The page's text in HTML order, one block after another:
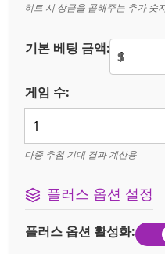
히트 시 상금을 곱해주는 추가 숫
기본 베팅 금액: $
게임 수:
다중 추첨 기대 결과 계산용
플러스 옵션 설정
플러스 옵션 활성화: